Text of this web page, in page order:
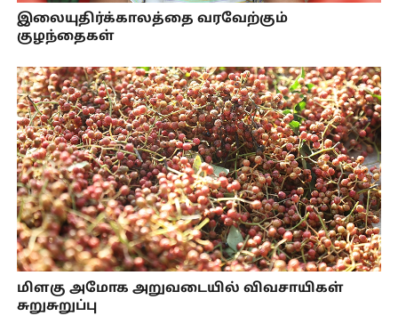
இலையுதிர்க்காலத்தை வரவேற்கும்
குழந்தைகள்
மிளகு அமோக அறுவடையில் விவசாயிகள்
சுறுசுறுப்பு